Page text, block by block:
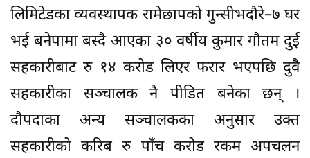
लिमिटेडका व्यवस्थापक रामेछापको गुन्सीभदौरे–७ घर
भई बनेपामा बस्दै आएका ३० वर्षीय कुमार गौतम दुई
सहकारीबाट रु १४ करोड लिएर फरार भएपछि दुवै
सहकारीका सञ्चालक नै पीडित बनेका छन् ।
दौपदाका अन्य सञ्चालकका अनुसार उक्त
सहकारीको करिब रु पाँच करोड रकम अपचलन